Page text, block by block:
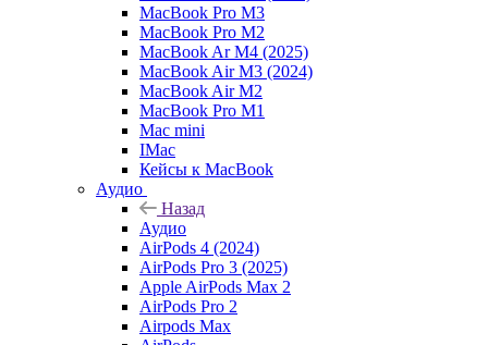
MacBook Pro M3
MacBook Pro M2
MacBook Ar M4 (2025)
MacBook Air M3 (2024)
MacBook Air M2
MacBook Pro M1
Mac mini
IMac
Кейсы к MacBook
Аудио
Назад
Аудио
AirPods 4 (2024)
AirPods Pro 3 (2025)
Apple AirPods Max 2
AirPods Pro 2
Airpods Max